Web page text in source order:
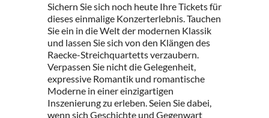
Sichern Sie sich noch heute Ihre Tickets für
dieses einmalige Konzerterlebnis. Tauchen
Sie ein in die Welt der modernen Klassik
und lassen Sie sich von den Klängen des
Raecke-Streichquartetts verzaubern.
Verpassen Sie nicht die Gelegenheit,
expressive Romantik und romantische
Moderne in einer einzigartigen
Inszenierung zu erleben. Seien Sie dabei,
wenn sich Geschichte und Gegenwart